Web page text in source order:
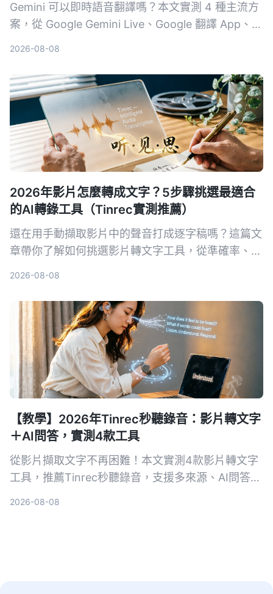
Gemini 可以即時語音翻譯嗎？本文實測 4 種主流方
案，從 Google Gemini Live、Google 翻譯 App、第
語言溝通組合。
2026-08-08
2026年影片怎麼轉成文字？5步驟挑選最適合
的AI轉錄工具（Tinrec實測推薦）
還在用手動擷取影片中的聲音打成逐字稿嗎？這篇文
章帶你了解如何挑選影片轉文字工具，從準確率、AI
2026-08-08
【教學】2026年Tinrec秒聽錄音：影片轉文字
＋AI問答，實測4款工具
從影片擷取文字不再困難！本文實測4款影片轉文字
工具，推薦Tinrec秒聽錄音，支援多來源、AI問答與
2026-08-08